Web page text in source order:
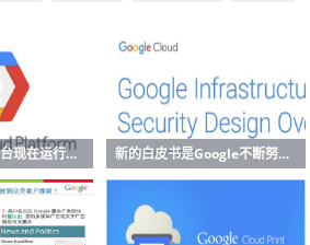
Google云服务平台现在运行内部部署 新的白皮书是Google不断努力使其云计算运营更加透明的一部分